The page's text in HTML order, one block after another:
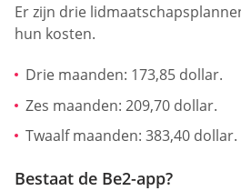
Er zijn drie
hun kosten.
Drie maanden: 173,85 dollar.
Zes maanden: 209,70 dollar.
Twaalf maanden: 383,40 dollar.
Bestaat de Be2-app?